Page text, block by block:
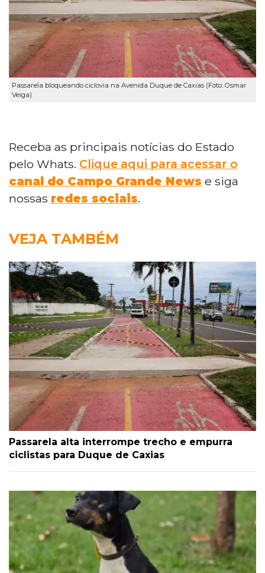
Passarela bloqueando ciclovia na Avenida Duque de Caxias (Foto: Osmar
Veiga)
Receba as principais notícias do Estado
pelo Whats. Clique aqui para acessar o
canal do Campo Grande News e siga
nossas redes sociais.
VEJA TAMBÉM
Passarela alta interrompe trecho e empurra
ciclistas para Duque de Caxias